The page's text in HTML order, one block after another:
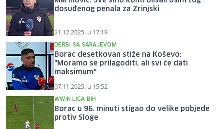
dosuđenog penala za Zrinjski
21.12.2025. u 17:19
DERBI SA SARAJEVOM
Borac desetkovan stiže na Koševo:
"Moramo se prilagoditi, ali svi će dati
maksimum"
07.11.2025. u 15:52
WWIN LIGA BIH
Borac u 96. minuti stigao do velike pobjede
protiv Sloge